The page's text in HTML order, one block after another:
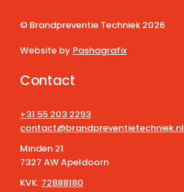
© Brandpreventie Techniek 2026
Website by Pashagrafix
Contact
+31 55 203 2293
contact@brandpreventietechniek.nl
Minden 21
7327 AW Apeldoorn
KVK: 72888180